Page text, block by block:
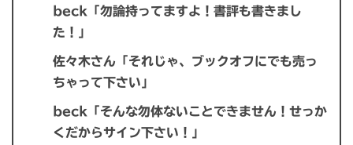
beck「勿論持ってますよ！書評も書きまし
た！」
佐々木さん「それじゃ、ブックオフにでも売っ
ちゃって下さい」
beck「そんな勿体ないことできません！せっか
くだからサイン下さい！」